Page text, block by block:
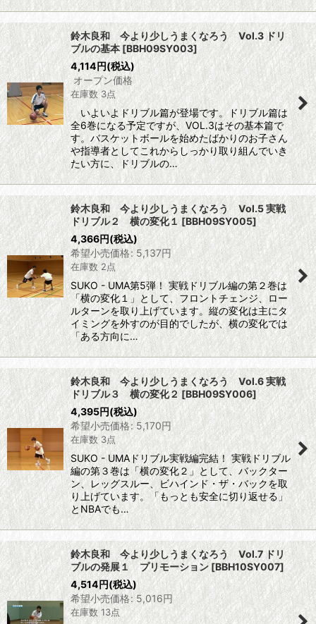
鈴木良和 今より少しうまくなろう Vol.3 ドリ
ブルの基本[BBH09SY003]
4,114円(税込)
オープン価格
在庫数 3点
いよいよドリブル篇が登場です。ドリブル篇は
全6巻になる予定ですが、VOL.3はその基本篇で
す。バスケットボールを始めたばかりのお子さん
や指導者としてこれからしっかり取り組んでいき
たい方に、ドリブルの…
鈴木良和 今より少しうまくなろう Vol.5 実戦
ドリブル２ 横の変化１ [BBH09SY005]
4,366円(税込)
希望小売価格: 5,137円
在庫数 2点
SUKO - UMA第5弾！ 実戦ドリブル編の第２巻は
「横の変化１」として、フロントチェンジ、ロー
ルターンを取り上げています。縦の変化は主にタ
イミングを外すのが目的でしたが、横の変化では
「ある方向に…
鈴木良和 今より少しうまくなろう Vol.6 実戦
ドリブル３ 横の変化２ [BBH09SY006]
4,395円(税込)
希望小売価格: 5,170円
在庫数 3点
SUKO - UMAドリブル実戦編完結！ 実戦ドリブル
編の第３巻は「横の変化２」として、バックター
ン、レッグスルー、ビハインド・ザ・バックを取
り上げています。「もっとも安全に切り返せる」
とNBAでも…
鈴木良和 今より少しうまくなろう Vol.7 ドリ
ブルの発展１ プリモーション [BBH10SY007]
4,514円(税込)
希望小売価格: 5,016円
在庫数 13点